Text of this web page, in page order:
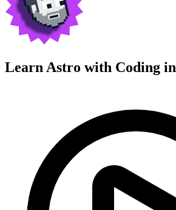
Learn Astro with Coding